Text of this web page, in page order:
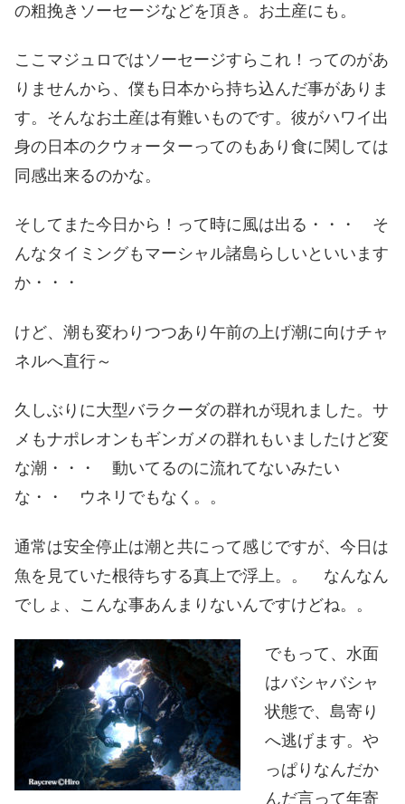
の粗挽きソーセージなどを頂き。お土産にも。
ここマジュロではソーセージすらこれ！ってのがあ
りませんから、僕も日本から持ち込んだ事がありま
す。そんなお土産は有難いものです。彼がハワイ出
身の日本のクウォーターってのもあり食に関しては
同感出来るのかな。
そしてまた今日から！って時に風は出る・・・ そ
んなタイミングもマーシャル諸島らしいといいます
か・・・
けど、潮も変わりつつあり午前の上げ潮に向けチャ
ネルへ直行～
久しぶりに大型バラクーダの群れが現れました。サ
メもナポレオンもギンガメの群れもいましたけど変
な潮・・・ 動いてるのに流れてないみたい
な・・ ウネリでもなく。。
通常は安全停止は潮と共にって感じですが、今日は
魚を見ていた根待ちする真上で浮上。。 なんなん
でしょ、こんな事あんまりないんですけどね。。
でもって、水面
はバシャバシャ
状態で、島寄り
へ逃げます。や
っぱりなんだか
んだ言って年寄